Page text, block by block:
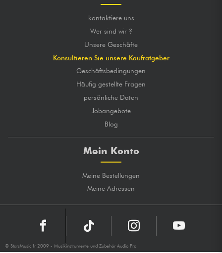
kontaktiere uns
Wer sind wir ?
Unsere Geschäfte
Konsultieren Sie unsere Kaufratgeber
Geschäftsbedingungen
Häufig gestellte Fragen
persönliche Daten
Jobangebote
Blog
Mein Konto
Meine Bestellungen
Meine Adressen
© StarsMusic.fr 2009 - Musikinstrumente und Zubehör Audio Pro